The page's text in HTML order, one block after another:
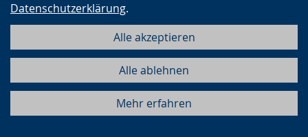
Datenschutzerklärung.
Alle akzeptieren
Alle ablehnen
Mehr erfahren